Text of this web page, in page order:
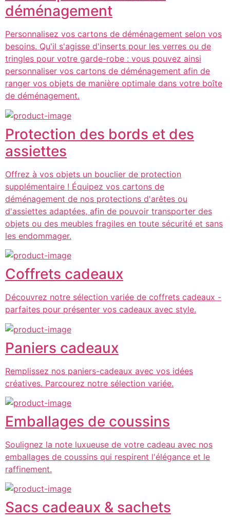
déménagement
Personnalisez vos cartons de déménagement selon vos
besoins. Qu'il s'agisse d'inserts pour les verres ou de
tringles pour votre garde-robe : vous pouvez ainsi
personnaliser vos cartons de déménagement afin de
ranger vos objets de manière optimale dans votre boîte
de déménagement.
Protection des bords et des
assiettes
Offrez à vos objets un bouclier de protection
supplémentaire ! Équipez vos cartons de
déménagement de nos protections d'arêtes ou
d'assiettes adaptées, afin de pouvoir transporter des
objets ou des meubles fragiles en toute sécurité et sans
les endommager.
Coffrets cadeaux
Découvrez notre sélection variée de coffrets cadeaux -
parfaites pour présenter vos cadeaux avec style.
Paniers cadeaux
Remplissez nos paniers-cadeaux avec vos idées
créatives. Parcourez notre sélection variée.
Emballages de coussins
Soulignez la note luxueuse de votre cadeau avec nos
emballages de coussins qui respirent l'élégance et le
raffinement.
Sacs cadeaux & sachets